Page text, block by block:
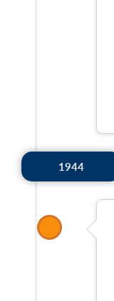
1944